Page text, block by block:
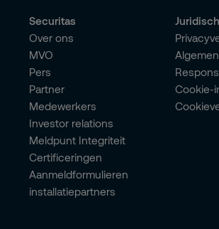
Securitas
Over ons
MVO
Pers
Partner
Medewerkers
Investor relations
Meldpunt Integriteit
Certificeringen
Aanmeldformulieren
installatiepartners
Juridisch
Cookie-